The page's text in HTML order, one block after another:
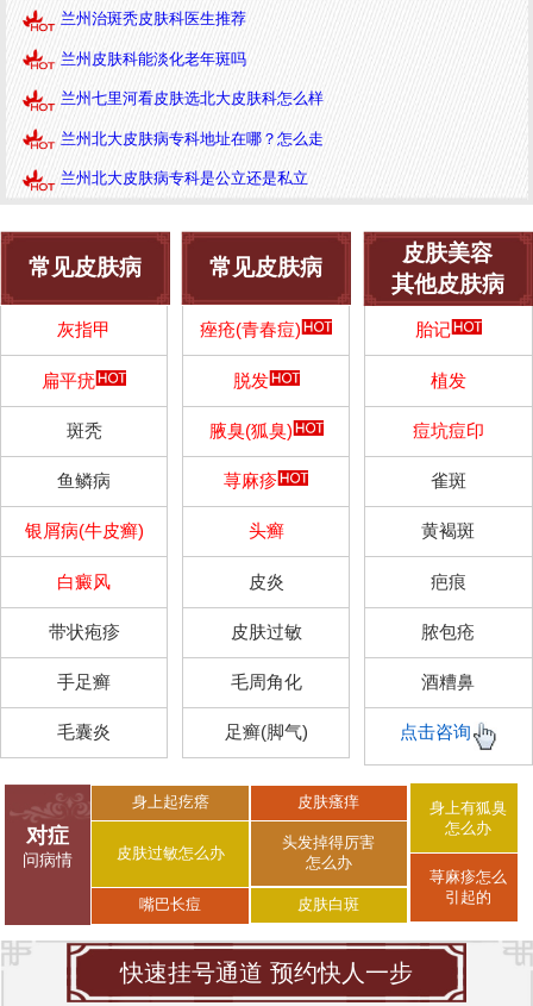
兰州治斑秃皮肤科医生推荐
兰州皮肤科能淡化老年斑吗
兰州七里河看皮肤选北大皮肤科怎么样
兰州北大皮肤病专科地址在哪？怎么走
兰州北大皮肤病专科是公立还是私立
常见皮肤病 常见皮肤病
皮肤美容
其他皮肤病
灰指甲
扁平疣
斑秃
鱼鳞病
银屑病(牛皮癣)
白癜风
带状疱疹
手足癣
毛囊炎
痤疮(青春痘)
脱发
腋臭(狐臭)
荨麻疹
头癣
皮炎
皮肤过敏
毛周角化
足癣(脚气)
胎记
植发
痘坑痘印
雀斑
黄褐斑
疤痕
脓包疮
酒糟鼻
点击咨询
对症
问病情
身上起疙瘩
皮肤过敏怎么办
嘴巴长痘
皮肤瘙痒
头发掉得厉害
怎么办
皮肤白斑
身上有狐臭
怎么办
荨麻疹怎么
引起的
快速挂号通道 预约快人一步